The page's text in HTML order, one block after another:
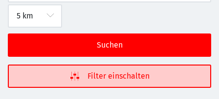
Suchen
Filter einschalten